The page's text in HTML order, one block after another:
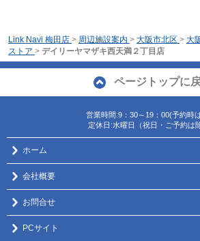
Link Navi 梅田店 > 周辺施設案内 > 大阪市北区 > 大
ストア > デイリーヤマザキ西天満２丁目店
ページトップに
営業時間:9：30～19：00(予約時
定休日:水曜日（祝日・ご予約は
ホーム
会社概要
お問合せ
PCサイト